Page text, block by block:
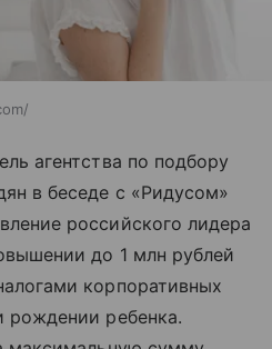
агентства по подбору
в беседе с «Ридусом»
российского лидера
до 1 млн рублей
корпоративных
рождении ребенка.